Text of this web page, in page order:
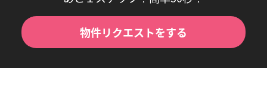
物件リクエストをする